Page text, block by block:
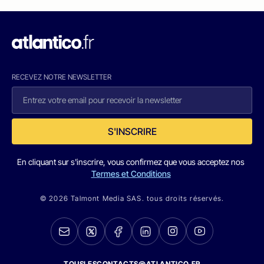
RECEVEZ NOTRE NEWSLETTER
S'INSCRIRE
En cliquant sur s'inscrire, vous confirmez que vous acceptez nos
Termes et Conditions
© 2026 Talmont Media SAS. tous droits réservés.